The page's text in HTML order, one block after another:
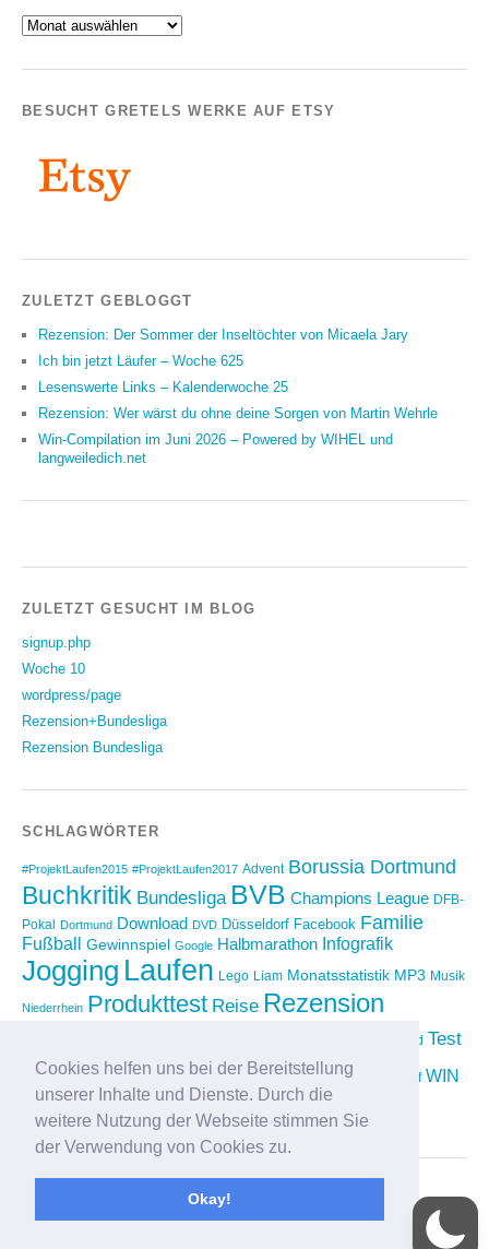
Cookies helfen uns bei der Bereitstellung
unserer Inhalte und Dienste. Durch die
weitere Nutzung der Webseite stimmen Sie
der Verwendung von Cookies zu.
Okay!
Archiv
BESUCHT GRETELS WERKE AUF ETSY
ZULETZT GEBLOGGT
Rezension: Der Sommer der Inseltöchter von Micaela Jary
Ich bin jetzt Läufer – Woche 625
Lesenswerte Links – Kalenderwoche 25
Rezension: Wer wärst du ohne deine Sorgen von Martin Wehrle
Win-Compilation im Juni 2026 – Powered by WIHEL und
langweiledich.net
ZULETZT GESUCHT IM BLOG
signup.php
Woche 10
wordpress/page
Rezension+Bundesliga
Rezension Bundesliga
SCHLAGWÖRTER
#ProjektLaufen2015 #ProjektLaufen2017 Advent Borussia Dortmund
Buchkritik Bundesliga BVB Champions League DFB-
Pokal Dortmund Download DVD Düsseldorf Facebook Familie
Fußball Gewinnspiel Google Halbmarathon Infografik
Jogging Laufen Lego Liam Monatsstatistik MP3 Musik
Niederrhein Produkttest Reise Rezension
sponsored Test
Twitter Urlaub Video vimeo Weihnachten Wettkampf WIN
Compilation
YouTube
WordPress|
Elmastudio
Oben